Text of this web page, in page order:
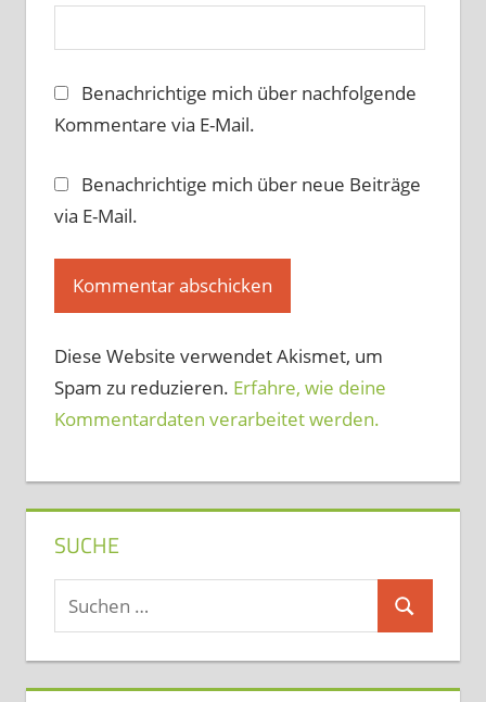
Benachrichtige mich über nachfolgende
Kommentare via E-Mail.
Benachrichtige mich über neue Beiträge
via E-Mail.
Diese Website verwendet Akismet, um
Spam zu reduzieren. Erfahre, wie deine
Kommentardaten verarbeitet werden.
SUCHE
Suchen
nach:
Suchen